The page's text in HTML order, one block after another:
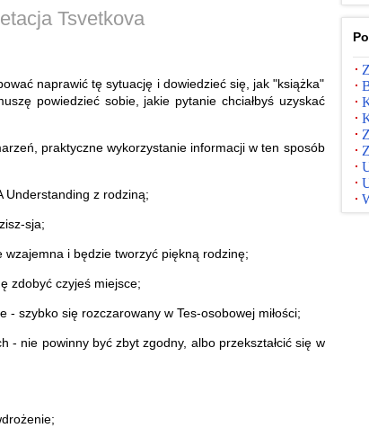
Tsvetkova
naprawić tę sytuację i dowiedzieć się, jak "książka"
powiedzieć sobie, jakie pytanie chciałbyś uzyskać
praktyczne wykorzystanie informacji w ten sposób
Understanding z rodziną;
sja;
wzajemna i będzie tworzyć piękną rodzinę;
zdobyć czyjeś miejsce;
szybko się rozczarowany w Tes-osobowej miłości;
nie powinny być zbyt zgodny, albo przekształcić się w